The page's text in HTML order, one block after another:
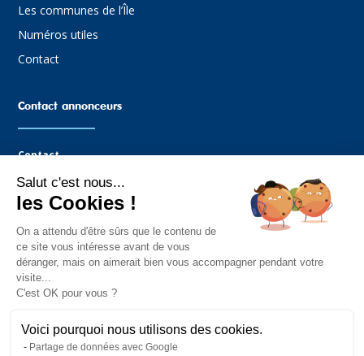
Les communes de l’Île
Numéros utiles
Contact
Contact annonceurs
Contact
Agence Graffocean
16 rue Boucaud
Tel : 02.51.35.81.14
Mail : contact@graffocean.com
Salut c'est nous...
les Cookies !
On a attendu d'être sûrs que le contenu de
ce site vous intéresse avant de vous
déranger, mais on aimerait bien vous accompagner pendant votre
visite...
C'est OK pour vous ?
Voici pourquoi nous utilisons des cookies.
Partage de données avec Google